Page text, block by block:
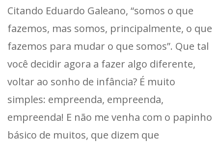
Citando Eduardo Galeano, “somos o que
fazemos, mas somos, principalmente, o que
fazemos para mudar o que somos”. Que tal
você decidir agora a fazer algo diferente,
voltar ao sonho de infância? É muito
simples: empreenda, empreenda,
empreenda! E não me venha com o papinho
básico de muitos, que dizem que